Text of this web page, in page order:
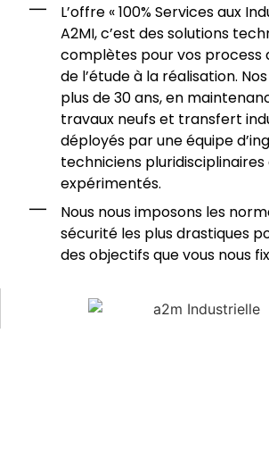
L’offre « 100% Services aux
A2MI, c’est des solutions
complètes pour vos process
de l’étude à la réalisation.
plus de 30 ans, en
travaux neufs et transfert
déployés par une équipe
techniciens pluridisciplinaires
expérimentés.
Nous nous imposons les
sécurité les plus drastiques
des objectifs que vous nous